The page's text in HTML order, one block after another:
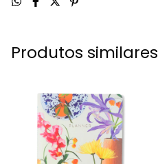
Produtos similares